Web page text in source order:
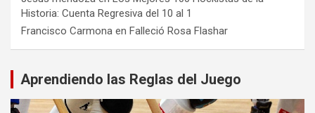
Historia: Cuenta Regresiva del 10 al 1
Francisco Carmona en Falleció Rosa Flashar
Aprendiendo las Reglas del Juego